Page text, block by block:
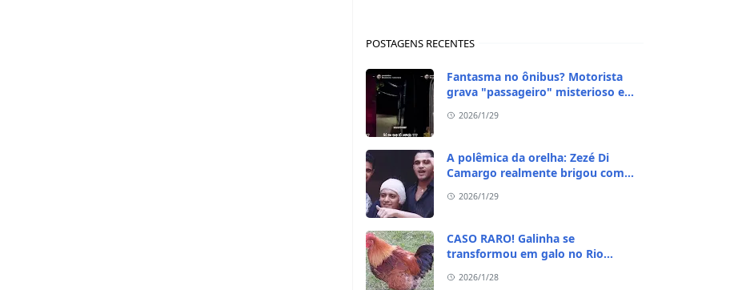
POSTAGENS RECENTES
Fantasma no ônibus? Motorista
grava "passageiro" misterioso em
2026/1/29
A polêmica da orelha: Zezé Di
Camargo realmente brigou com
irmão?
2026/1/29
CASO RARO! Galinha se
transformou em galo no Rio
2026/1/28